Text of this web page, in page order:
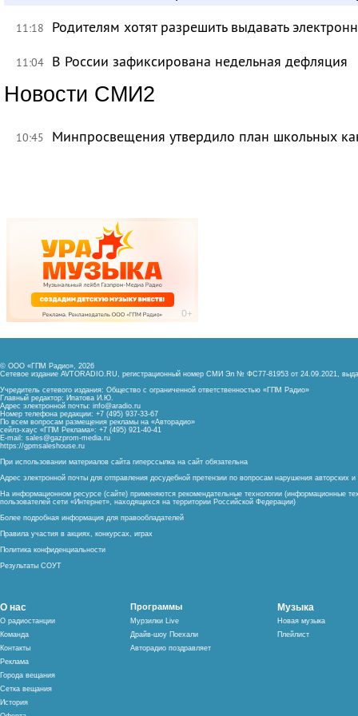
11:18 Родителям хотят разрешить выдавать
11:04 В России зафиксирована недельная дефляция
Новости СМИ2
10:45 Минпросвещения утвердило план школьных
© ООО «ГПМ Радио», 2026
Сетевое издание AVTORADIO.RU, регистрационный номер СМИ Эл № ФС77-81953 от 24.09.2021,
Учредитель сетевого издания: Общество с ограниченной ответственностью «ГПМ Радио»
Главный редактор: Ипатова И.Ю.
Адрес электронной почты: info@aradio.ru
Номер телефона редакции: +7 (495) 937-33-67
По всем вопросам размещения рекламы на «Авторадио»
сейлз-хаус «ГПМ Реклама»: +7 (495) 921-40-41
E-mail: sales@gazprom-media.ru
https://gpmsaleshouse.ru
При использовании материалов сайта гиперссылка на сайт обязательна
Адрес электронной почты для отправления досудебной претензии по вопросам нарушения авторских
На информационном ресурсе (сайте) применяются рекомендательные технологии (информационные
пользователей сети «Интернет», находящихся на территории Российской Федерации)
Более подробная информация для правообладателей
Правила участия в акциях, конкурсах, играх
Политика конфиденциальности
Результаты СОУТ
О нас
О радиостанции
Команда
Контакты
Реклама
Города вещания
Сетка вещания
История
Программы
Мурзилки Live
Драйв-шоу Поехали
Авторадио поздравляет
Музыка
Новая музыка
Плейлист